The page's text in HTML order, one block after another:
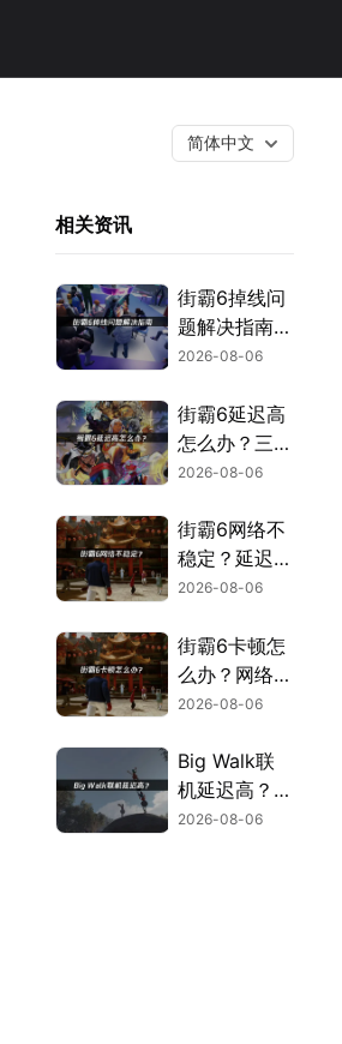
简体中文
相关资讯
街霸6掉线问
题解决指南：
原因分析与网
2026-08-06
街霸6延迟高
怎么办？三类
诱因与优化解
2026-08-06
街霸6网络不
稳定？延迟掉
线完整解决指
2026-08-06
街霸6卡顿怎
么办？网络优
化解决方案！
2026-08-06
Big Walk联
机延迟高？快
速解决多人联
2026-08-06